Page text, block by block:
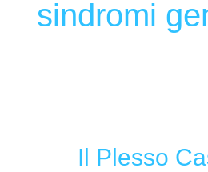
sindromi
Il Plesso
Il